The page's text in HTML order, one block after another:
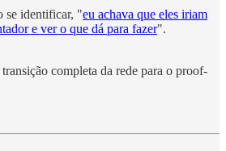
se identificar, "eu achava que eles iriam
e ver o que dá para fazer".
completa da rede para o proof-